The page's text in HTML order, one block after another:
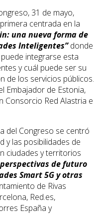
31 de mayo,
centrada en la
una nueva forma de
Inteligentes”donde
integrarse esta
y cuál puede ser su
de los servicios públicos.
Embajador de Estonia,
Consorcio Red Alastria e
del Congreso se centró
y las posibilidades de
ciudades y territorios
perspectivas de futuro
Smart 5G y otras
de Rivas
Red.es,
España y